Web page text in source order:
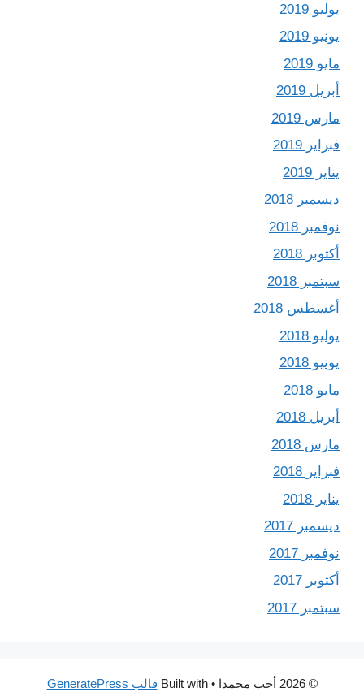
يوليو 2019
يونيو 2019
مايو 2019
أبريل 2019
مارس 2019
فبراير 2019
يناير 2019
ديسمبر 2018
نوفمبر 2018
أكتوبر 2018
سبتمبر 2018
أغسطس 2018
يوليو 2018
يونيو 2018
مايو 2018
أبريل 2018
مارس 2018
فبراير 2018
يناير 2018
ديسمبر 2017
نوفمبر 2017
أكتوبر 2017
سبتمبر 2017
© 2026 أحب محمدا • Built with قالب GeneratePress